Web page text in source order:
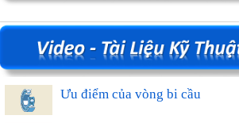
Ưu điểm của vòng bi cầu